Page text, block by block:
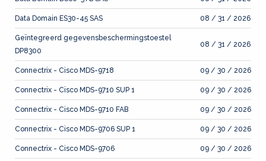
Data Domain ES30-45 SAS 08 / 31 / 2026
Geïntegreerd gegevensbeschermingstoestel
DP8300
08 / 31 / 2026
Connectrix - Cisco MDS-9718 09 / 30 / 2026
Connectrix - Cisco MDS-9710 SUP 1 09 / 30 / 2026
Connectrix - Cisco MDS-9710 FAB 09 / 30 / 2026
Connectrix - Cisco MDS-9706 SUP 1 09 / 30 / 2026
Connectrix - Cisco MDS-9706 09 / 30 / 2026